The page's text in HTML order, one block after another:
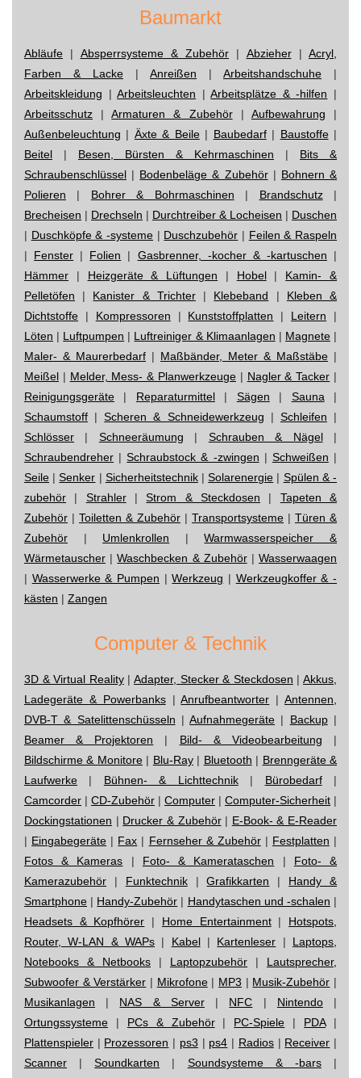
Baumarkt
Abläufe | Absperrsysteme & Zubehör | Abzieher| Acryl,
Farben & Lacke | Anreißen | Arbeitshandschuhe |
Arbeitskleidung |Arbeitsleuchten |Arbeitsplätze & -hilfen |
Arbeitsschutz |Armaturen & Zubehör| Aufbewahrung |
Außenbeleuchtung | Äxte & Beile| Baubedarf| Baustoffe|
Beitel | Besen, Bürsten & Kehrmaschinen | Bits &
Schraubenschlüssel | Bodenbeläge & Zubehör| Bohnern &
Polieren | Bohrer & Bohrmaschinen | Brandschutz|
Brecheisen | Drechseln | Durchtreiber & Locheisen | Duschen
| Duschköpfe & -systeme | Duschzubehör | Feilen & Raspeln
| Fenster | Folien | Gasbrenner, -kocher & -kartuschen |
Hämmer | Heizgeräte & Lüftungen | Hobel| Kamin- &
Pelletöfen | Kanister & Trichter| Klebeband | Kleben &
Dichtstoffe | Kompressoren | Kunststoffplatten | Leitern |
Löten | Luftpumpen | Luftreiniger & Klimaanlagen | Magnete|
Maler- & Maurerbedarf | Maßbänder, Meter & Maßstäbe |
Meißel | Melder, Mess- & Planwerkzeuge | Nagler & Tacker |
Reinigungsgeräte | Reparaturmittel| Sägen | Sauna |
Schaumstoff |Scheren & Schneidewerkzeug | Schleifen |
Schlösser | Schneeräumung | Schrauben & Nägel|
Schraubendreher |Schraubstock & -zwingen | Schweißen |
Seile |Senker | Sicherheitstechnik|Solarenergie | Spülen & -
zubehör | Strahler|Strom & Steckdosen | Tapeten &
Zubehör | Toiletten & Zubehör | Transportsysteme | Türen &
Zubehör | Umlenkrollen |Warmwasserspeicher &
Wärmetauscher |Waschbecken & Zubehör|Wasserwaagen
| Wasserwerke & Pumpen |Werkzeug | Werkzeugkoffer & -
kästen | Zangen
Computer & Technik
3D & Virtual Reality|Adapter, Stecker & Steckdosen |Akkus,
Ladegeräte & Powerbanks|Anrufbeantworter |Antennen,
DVB-T & Satelittenschüsseln |Aufnahmegeräte | Backup|
Beamer & Projektoren | Bild- & Videobearbeitung |
Bildschirme & Monitore| Blu-Ray| Bluetooth | Brenngeräte &
Laufwerke | Bühnen- & Lichttechnik| Bürobedarf|
Camcorder | CD-Zubehör | Computer | Computer-Sicherheit |
Dockingstationen | Drucker & Zubehör| E-Book- & E-Reader
| Eingabegeräte | Fax | Fernseher & Zubehör| Festplatten |
Fotos & Kameras | Foto- & Kamerataschen | Foto- &
Kamerazubehör | Funktechnik|Grafikkarten | Handy &
Smartphone | Handy-Zubehör | Handytaschen und -schalen |
Headsets & Kopfhörer | Home Entertainment| Hotspots,
Router, W-LAN & WAPs | Kabel| Kartenleser | Laptops,
Notebooks & Netbooks | Laptopzubehör | Lautsprecher,
Subwoofer & Verstärker | Mikrofone| MP3 | Musik-Zubehör |
Musikanlagen | NAS & Server| NFC | Nintendo|
Ortungssysteme | PCs & Zubehör| PC-Spiele | PDA|
Plattenspieler | Prozessoren | ps3 | ps4 | Radios| Receiver |
Scanner |Soundkarten | Soundsysteme & -bars|